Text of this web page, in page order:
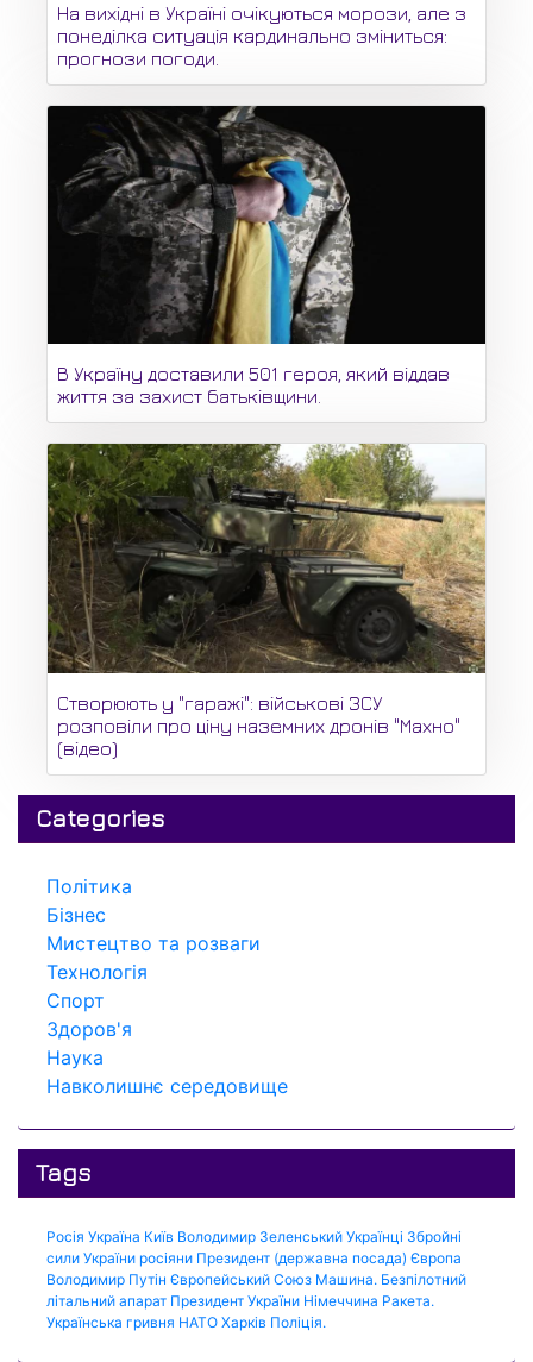
На вихідні в Україні очікуються морози, але з
понеділка ситуація кардинально зміниться:
прогнози погоди.
В Україну доставили 501 героя, який віддав
життя за захист батьківщини.
Створюють у "гаражі": військові ЗСУ
розповіли про ціну наземних дронів "Махно"
(відео)
Categories
Політика
Бізнес
Мистецтво та розваги
Технологія
Спорт
Здоров'я
Наука
Навколишнє середовище
Tags
Росія Україна Київ Володимир Зеленський Українці Збройні
сили України росіяни Президент (державна посада) Європа
Володимир Путін Європейський Союз Машина. Безпілотний
літальний апарат Президент України Німеччина Ракета.
Українська гривня НАТО Харків Поліція.